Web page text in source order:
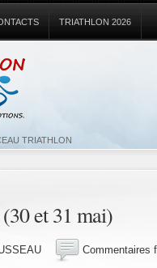
TRIATHLON
TRIATHLON 2026
et 31 mai)
Commentaires